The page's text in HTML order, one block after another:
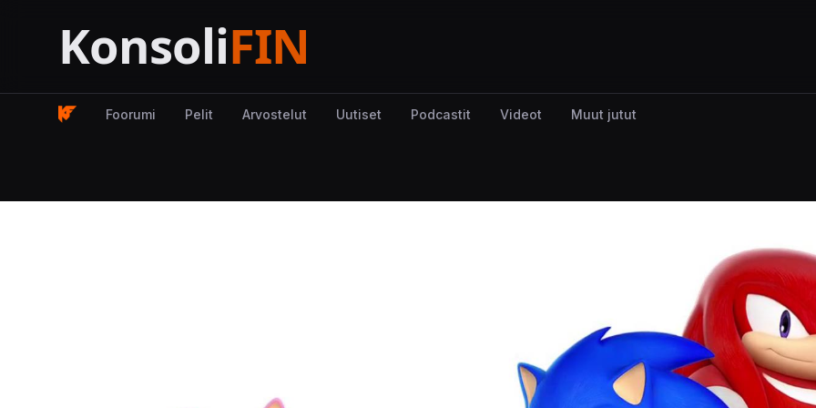
Foorumi Pelit Arvostelut Uutiset Podcastit Videot Muut jutut